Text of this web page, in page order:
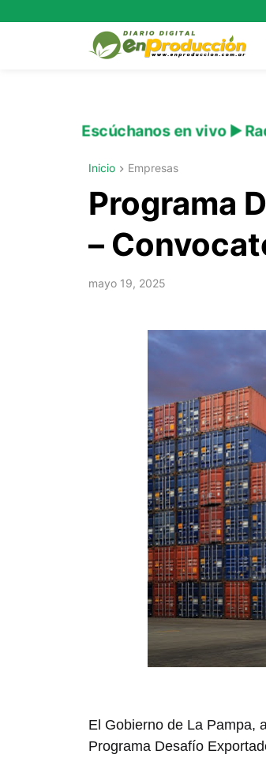
Escúchanos en vivo ▶️
Inicio Empresas
Programa
–
mayo 19, 2025
El Gobierno de La Pampa,
Programa Desafío